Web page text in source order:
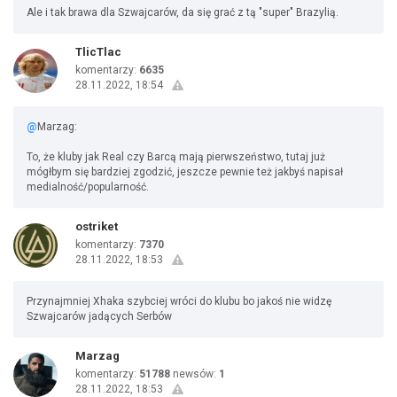
Ale i tak brawa dla Szwajcarów, da się grać z tą "super" Brazylią.
TlicTlac
komentarzy: 6635
28.11.2022, 18:54
@ Marzag:
To, że kluby jak Real czy Barcą mają pierwszeństwo, tutaj już
mógłbym się bardziej zgodzić, jeszcze pewnie też jakbyś napisał
medialność/popularność.
ostriket
komentarzy: 7370
28.11.2022, 18:53
Przynajmniej Xhaka szybciej wróci do klubu bo jakoś nie widzę
Szwajcarów jadących Serbów
Marzag
komentarzy: 51788 newsów: 1
28.11.2022, 18:53